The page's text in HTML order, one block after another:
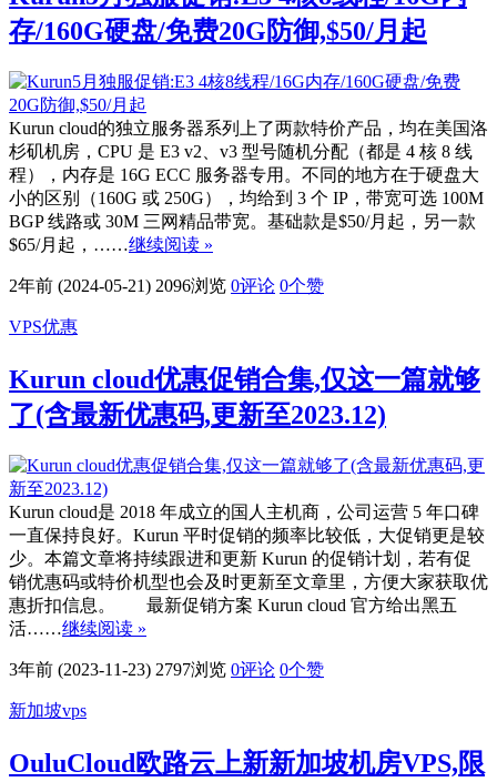
存/160G硬盘/免费20G防御,$50/月起
Kurun cloud的独立服务器系列上了两款特价产品，均在美国洛
杉矶机房，CPU 是 E3 v2、v3 型号随机分配（都是 4 核 8 线
程），内存是 16G ECC 服务器专用。不同的地方在于硬盘大
小的区别（160G 或 250G），均给到 3 个 IP，带宽可选 100M
BGP 线路或 30M 三网精品带宽。基础款是$50/月起，另一款
$65/月起，……继续阅读 »
2年前 (2024-05-21) 2096浏览 0评论 0个赞
VPS优惠
Kurun cloud优惠促销合集,仅这一篇就够
了(含最新优惠码,更新至2023.12)
Kurun cloud是 2018 年成立的国人主机商，公司运营 5 年口碑
一直保持良好。Kurun 平时促销的频率比较低，大促销更是较
少。本篇文章将持续跟进和更新 Kurun 的促销计划，若有促
销优惠码或特价机型也会及时更新至文章里，方便大家获取优
惠折扣信息。 最新促销方案 Kurun cloud 官方给出黑五
活……继续阅读 »
3年前 (2023-11-23) 2797浏览 0评论 0个赞
新加坡vps
OuluCloud欧路云上新新加坡机房VPS,限